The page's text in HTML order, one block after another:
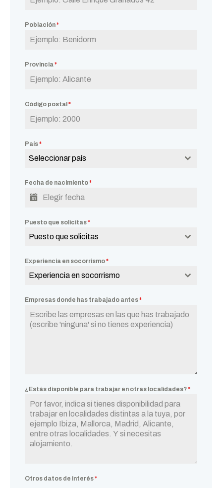
Población*
Provincia*
Código postal *
País*
Seleccionar país
Fecha de nacimiento*
Puesto que solicitas*
Puesto que solicitas
Experiencia en socorrismo*
Experiencia en socorrismo
Empresas donde has trabajado antes*
¿Estás disponible para trabajar en otras localidades?*
Otros datos de interés*